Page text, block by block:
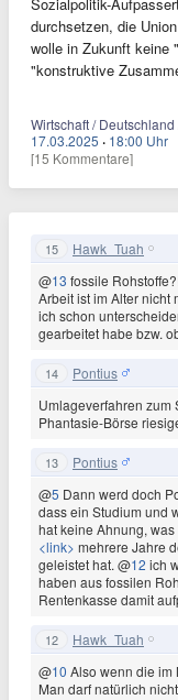
durchsetzen, die
wolle in Zukunft keine
"konstruktive
Wirtschaft /
17.03.2025 · 18:00 Uhr
[15 Kommentare]
15 Hawk_Tuah
@13 fossile
Arbeit ist im Alter nicht
ich schon
gearbeitet habe bzw.
14 Pontius
Umlageverfahren zum
Phantasie-Börse
13 Pontius
@5 Dann werd doch
dass ein Studium und
hat keine Ahnung,
<link> mehrere Jahre
geleistet hat. @12 ich
haben aus fossilen
Rentenkasse damit
12 Hawk_Tuah
@10 Also wenn die im
Man darf natürlich